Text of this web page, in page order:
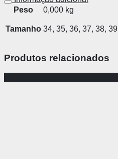
Peso
0,000 kg
Tamanho 34, 35, 36, 37, 38, 39
Produtos relacionados